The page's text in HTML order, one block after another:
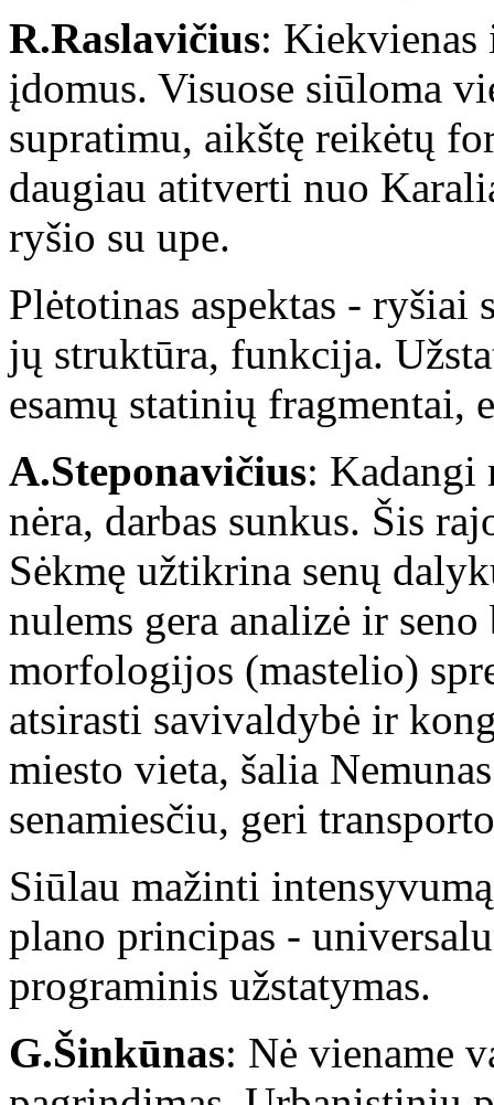
R.Raslavičius: Kiekvienas
įdomus. Visuose siūloma
supratimu, aikštę reikėtų
daugiau atitverti nuo
ryšio su upe.
Plėtotinas aspektas -
jų struktūra, funkcija.
esamų statinių fragmentai,
A.Steponavičius: Kadangi
nėra, darbas sunkus. Šis
Sėkmę užtikrina senų
nulems gera analizė ir
morfologijos (mastelio)
atsirasti savivaldybė ir
miesto vieta, šalia
senamiesčiu, geri
Siūlau mažinti
plano principas -
programinis užstatymas.
G.Šinkūnas: Nė viename